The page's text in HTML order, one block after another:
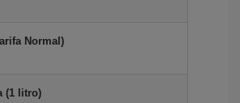
Normal)
(1 litro)